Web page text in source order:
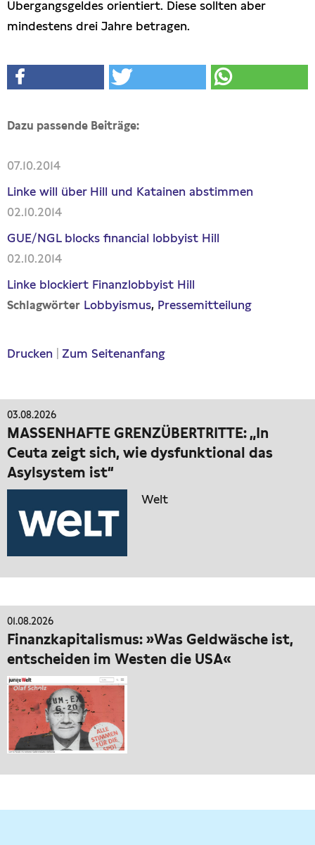
Übergangsgeldes orientiert. Diese sollten aber
mindestens drei Jahre betragen.
Dazu passende Beiträge:
07.10.2014
Linke will über Hill und Katainen abstimmen
02.10.2014
GUE/NGL blocks financial lobbyist Hill
02.10.2014
Linke blockiert Finanzlobbyist Hill
Schlagwörter Lobbyismus Pressemitteilung
Drucken Zum Seitenanfang
03.08.2026
MASSENHAFTE GRENZÜBERTRITTE: „In
Ceuta zeigt sich, wie dysfunktional das
Asylsystem ist“
Welt
01.08.2026
Finanzkapitalismus: »Was Geldwäsche ist,
entscheiden im Westen die USA«